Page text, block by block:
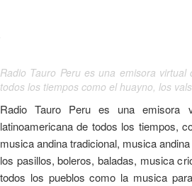
Radio Tauro Peru es una emisora
todos los tiempos como el huayno, los
Radio Tauro Peru es una emisora
latinoamericana de todos los tiempos,
musica andina tradicional, musica
los pasillos, boleros, baladas, musica
todos los pueblos como la musica